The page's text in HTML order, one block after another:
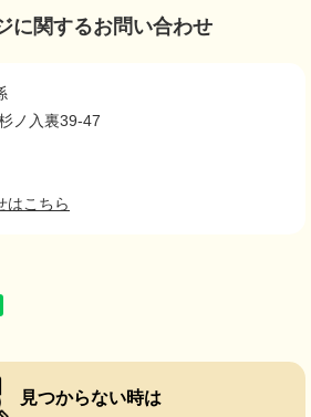
に関するお問い合わせ
ノ入裏39-47
はこちら
見つからない時は